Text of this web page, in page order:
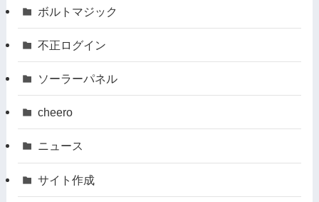
ボルトマジック
不正ログイン
ソーラーパネル
cheero
ニュース
サイト作成